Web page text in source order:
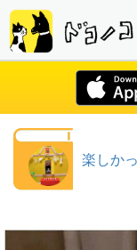
楽しか